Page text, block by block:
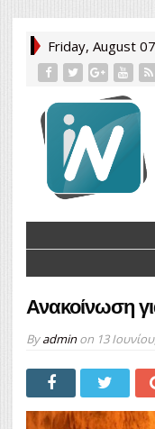
Friday, August
Ανακοίνωση
Byadminon 13